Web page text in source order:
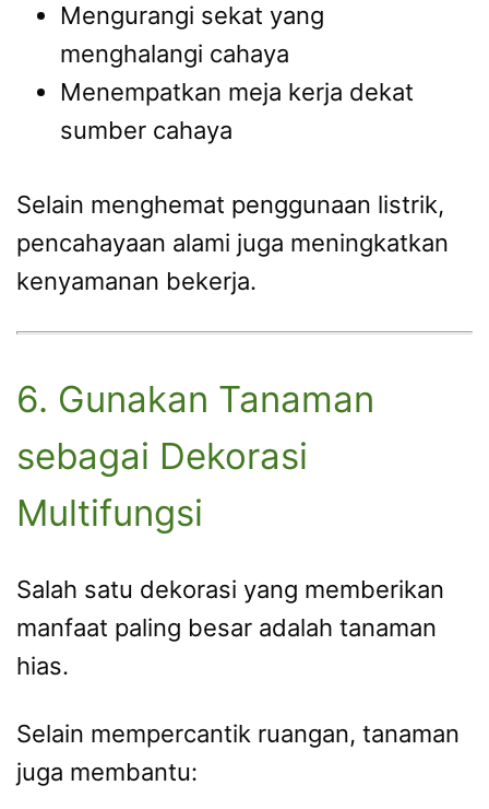
Mengurangi sekat yang
menghalangi cahaya
Menempatkan meja kerja dekat
sumber cahaya
Selain menghemat penggunaan listrik,
pencahayaan alami juga meningkatkan
kenyamanan bekerja.
6. Gunakan Tanaman
sebagai Dekorasi
Multifungsi
Salah satu dekorasi yang memberikan
manfaat paling besar adalah tanaman
hias.
Selain mempercantik ruangan, tanaman
juga membantu: